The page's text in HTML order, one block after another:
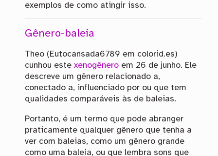
exemplos de como atingir isso.
Gênero-baleia
Theo (Eutocansada6789 em colorid.es)
cunhou este xenogêneroem 26 de junho. Ele
descreve um gênero relacionado a,
conectado a, influenciado por ou que tem
qualidades comparáveis às de baleias.
Portanto, é um termo que pode abranger
praticamente qualquer gênero que tenha a
ver com baleias, como um gênero grande
como uma baleia, ou que lembra sons que